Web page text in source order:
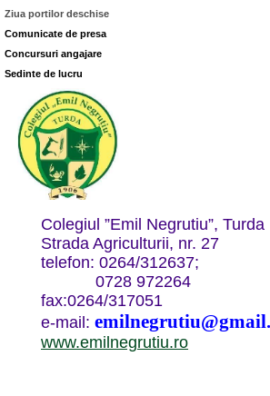
Ziua portilor deschise
Comunicate de presa
Concursuri angajare
Sedinte de lucru
Colegiul ”Emil Negrutiu”, Turda
Strada Agriculturii, nr. 27
telefon: 0264/312637;
0728 972264
fax:0264/317051
e-mail:
www.emilnegrutiu.ro